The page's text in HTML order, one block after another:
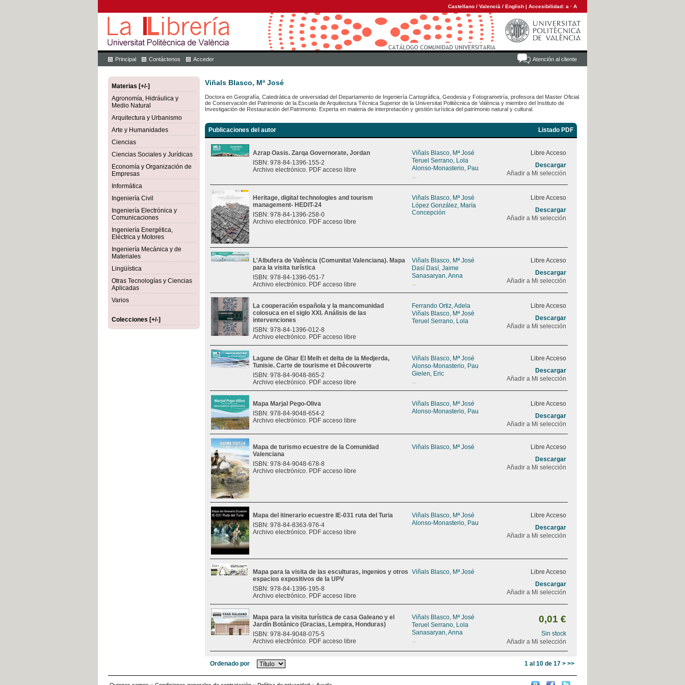
Castellano / Valencià / English | Accesibilidad: a · A
Atención al cliente
Principal Contáctenos Acceder
Materias [+/-]
Agronomía, Hidráulica y
Medio Natural
Arquitectura y Urbanismo
Arte y Humanidades
Ciencias
Ciencias Sociales y Jurídicas
Economía y Organización de
Empresas
Informática
Ingeniería Civil
Ingeniería Electrónica y
Comunicaciones
Ingeniería Energética,
Eléctrica y Motores
Ingeniería Mecánica y de
Materiales
Lingüística
Otras Tecnologías y Ciencias
Aplicadas
Varios
Colecciones [+/-]
Viñals Blasco, Mª José
Doctora en Geografía, Catedrática de universidad del Departamento de Ingeniería Cartográfica, Geodesia y Fotogrametría, profesora del Master Oficial
de Conservación del Patrimonio de la Escuela de Arquitectura Técnica Superior de la Universitat Politècnica de València y miembro del Instituto de
Investigación de Restauración del Patrimonio. Experta en materia de interpretación y gestión turística del patrimonio natural y cultural.
Publicaciones del autor Listado PDF
Azrap Oasis. Zarqa Governorate, Jordan
ISBN: 978-84-1396-155-2
Archivo electrónico. PDF acceso libre
Viñals Blasco, Mª José
Teruel Serrano, Lola
Alonso-Monasterio, Pau
...
Libre Acceso
Descargar
Añadir a Mi selección
Heritage, digital technologies and tourism
management- HEDIT-24
ISBN: 978-84-1396-258-0
Archivo electrónico. PDF acceso libre
Viñals Blasco, Mª José
López González, María
Concepción
Libre Acceso
Descargar
Añadir a Mi selección
L'Albufera de València (Comunitat Valenciana). Mapa
para la visita turística
ISBN: 978-84-1396-051-7
Archivo electrónico. PDF acceso libre
Viñals Blasco, Mª José
Dasí Dasí, Jaime
Sanasaryan, Anna
...
Libre Acceso
Descargar
Añadir a Mi selección
La cooperación española y la mancomunidad
colosuca en el siglo XXI. Análisis de las
intervenciones
ISBN: 978-84-1396-012-8
Archivo electrónico. PDF acceso libre
Ferrando Ortiz, Adela
Viñals Blasco, Mª José
Teruel Serrano, Lola
Libre Acceso
Descargar
Añadir a Mi selección
Lagune de Ghar El Melh et delta de la Medjerda,
Tunisie. Carte de tourisme et Dècouverte
ISBN: 978-84-9048-865-2
Archivo electrónico. PDF acceso libre
Viñals Blasco, Mª José
Alonso-Monasterio, Pau
Gielen, Eric
...
Libre Acceso
Descargar
Añadir a Mi selección
Mapa Marjal Pego-Oliva
ISBN: 978-84-9048-654-2
Archivo electrónico. PDF acceso libre
Viñals Blasco, Mª José
Alonso-Monasterio, Pau
Libre Acceso
Descargar
Añadir a Mi selección
Mapa de turismo ecuestre de la Comunidad
Valenciana
ISBN: 978-84-9048-678-8
Archivo electrónico. PDF acceso libre
Viñals Blasco, Mª José
Libre Acceso
Descargar
Añadir a Mi selección
Mapa del itinerario ecuestre IE-031 ruta del Turia
ISBN: 978-84-8363-976-4
Archivo electrónico. PDF acceso libre
Viñals Blasco, Mª José
Alonso-Monasterio, Pau
Libre Acceso
Descargar
Añadir a Mi selección
Mapa para la visita de las esculturas, ingenios y otros
espacios expositivos de la UPV
ISBN: 978-84-1396-195-8
Archivo electrónico. PDF acceso libre
Viñals Blasco, Mª José
Libre Acceso
Descargar
Añadir a Mi selección
Mapa para la visita turística de casa Galeano y el
Jardín Botánico (Gracias, Lempira, Honduras)
ISBN: 978-84-9048-075-5
Archivo electrónico. PDF acceso libre
Viñals Blasco, Mª José
Teruel Serrano, Lola
Sanasaryan, Anna
...
0,01 €
Sin stock
Añadir a Mi selección
Ordenado por 1 al 10 de 17 > >>